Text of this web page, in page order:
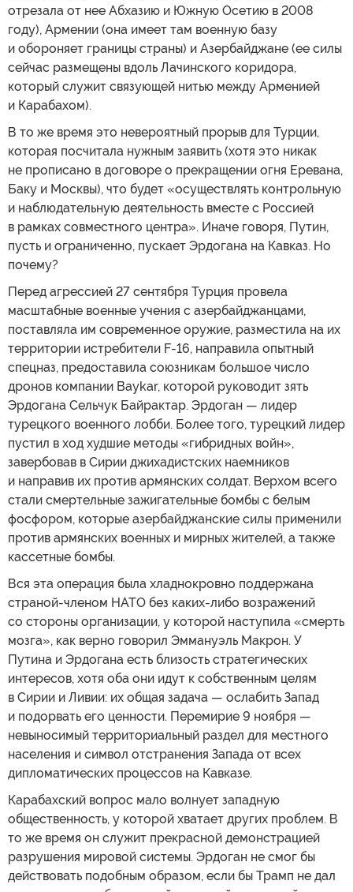
отрезала от нее Абхазию и Южную Осетию в 2008
году), Армении (она имеет там военную базу
и обороняет границы страны) и Азербайджане (ее силы
сейчас размещены вдоль Лачинского коридора,
который служит связующей нитью между Арменией
и Карабахом).
В то же время это невероятный прорыв для Турции,
которая посчитала нужным заявить (хотя это никак
не прописано в договоре о прекращении огня Еревана,
Баку и Москвы), что будет «осуществлять контрольную
и наблюдательную деятельность вместе с Россией
в рамках совместного центра». Иначе говоря, Путин,
пусть и ограниченно, пускает Эрдогана на Кавказ. Но
почему?
Перед агрессией 27 сентября Турция провела
масштабные военные учения с азербайджанцами,
поставляла им современное оружие, разместила на их
территории истребители F-16, направила опытный
спецназ, предоставила союзникам большое число
дронов компании Baykar, которой руководит зять
Эрдогана Сельчук Байрактар. Эрдоган — лидер
турецкого военного лобби. Более того, турецкий лидер
пустил в ход худшие методы «гибридных войн»,
завербовав в Сирии джихадистских наемников
и направив их против армянских солдат. Верхом всего
стали смертельные зажигательные бомбы с белым
фосфором, которые азербайджанские силы применили
против армянских военных и мирных жителей, а также
кассетные бомбы.
Вся эта операция была хладнокровно поддержана
страной-членом НАТО без каких-либо возражений
со стороны организации, у которой наступила «смерть
мозга», как верно говорил Эммануэль Макрон. У
Путина и Эрдогана есть близость стратегических
интересов, хотя оба они идут к собственным целям
в Сирии и Ливии: их общая задача — ослабить Запад
и подорвать его ценности. Перемирие 9 ноября —
невыносимый территориальный раздел для местного
населения и символ отстранения Запада от всех
дипломатических процессов на Кавказе.
Карабахский вопрос мало волнует западную
общественность, у которой хватает других проблем. В
то же время он служит прекрасной демонстрацией
разрушения мировой системы. Эрдоган не смог бы
действовать подобным образом, если бы Трамп не дал